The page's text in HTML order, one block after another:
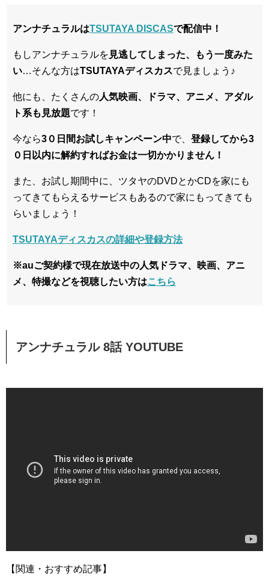
アンナチュラルはTSUTAYA DISCASで配信中！
もしアンナチュラルを 見逃してしまった、
もう一度みた
い…そんな方はTSUTAYAディスカスで見ましょう♪
他にも、たくさんの人気映画、ドラマ、アニメ、アダル
ト系も見放題です！
今なら3０日間お試しキャンペーン中で、 登録してから3
０日以内に解約すればお金は一切かかりません！
また、お試し期間中に、ツタヤのDVDとかCDを家にも
ってきてもらえるサービスもあるので家にもってきても
らいましょう！
TSUTAYAディスカスの詳細や登録方法
※auご契約様で現在放送中の人気ドラマ、映画、アニ
メ、特撮などを視聴したい方はこちら
アンナチュラル 8話 YOUTUBE
【関連・おすすめ記事】